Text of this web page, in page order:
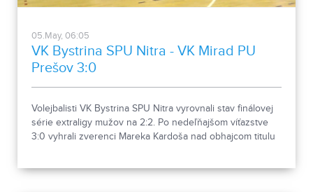
05.May, 06:05
VK Bystrina SPU Nitra - VK Mirad PU
Prešov 3:0
Volejbalisti VK Bystrina SPU Nitra vyrovnali stav finálovej
série extraligy mužov na 2:2. Po nedeľňajšom víťazstve
3:0 vyhrali zverenci Mareka Kardoša nad obhajcom titulu